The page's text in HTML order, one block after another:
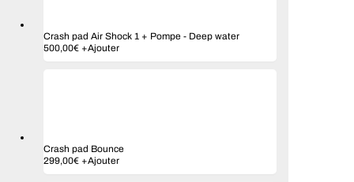
Crash pad Air Shock 1 + Pompe - Deep water
500,00€ +Ajouter
Crash pad Bounce
299,00€ +AjouterCe